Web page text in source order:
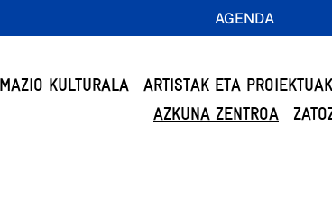
AGENDA
KULTURALA ARTISTAK ETA PROIEKTUAK
AZKUNA ZENTROA